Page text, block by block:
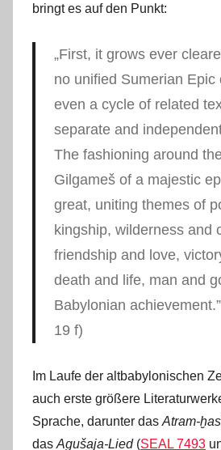
bringt es auf den Punkt:
„First, it grows ever
no unified Sumerian Epic
even a cycle of related
separate and
The fashioning around
Gilgameš of a majestic
great, uniting themes of
kingship, wilderness and
friendship and love,
death and life, man and
Babylonian
19 f)
Im Laufe der altbabylonischen
auch erste größere
Sprache, darunter das Atram-
das Agušaja-Lied(SEAL 7493